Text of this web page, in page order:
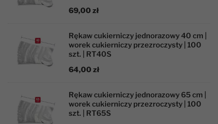
69,00 zł
Rękaw cukierniczy jednorazowy 40 cm |
worek cukierniczy przezroczysty | 100
szt. | RT40S
64,00 zł
Rękaw cukierniczy jednorazowy 65 cm |
worek cukierniczy przezroczysty | 100
szt. | RT65S